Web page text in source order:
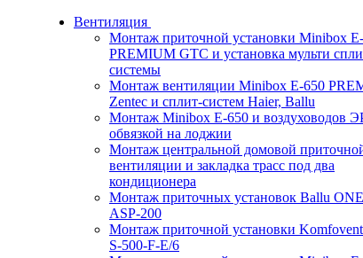
Вентиляция
Монтаж приточной установки Minibox
PREMIUM GTC и установка мульти
системы
Монтаж вентиляции Minibox E-650
Zentec и сплит-систем Haier, Ballu
Монтаж Minibox E-650 и воздуховодов
обвязкой на лоджии
Монтаж центральной домовой
вентиляции и закладка трасс под два
кондиционера
Монтаж приточных установок Ballu
ASP-200
Монтаж приточной установки
S-500-F-E/6